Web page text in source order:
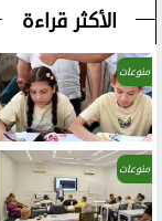
الأكثر قراءة
منوعات
منوعات